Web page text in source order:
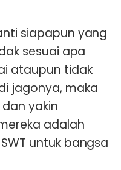
siapapun yang
sesuai apa
ataupun tidak
jagonya, maka
yakin
adalah
untuk bangsa